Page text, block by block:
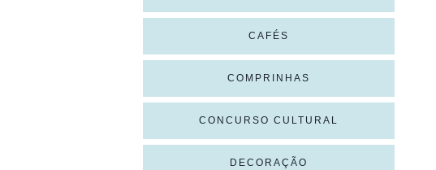
CAFÉS
COMPRINHAS
CONCURSO CULTURAL
DECORAÇÃO